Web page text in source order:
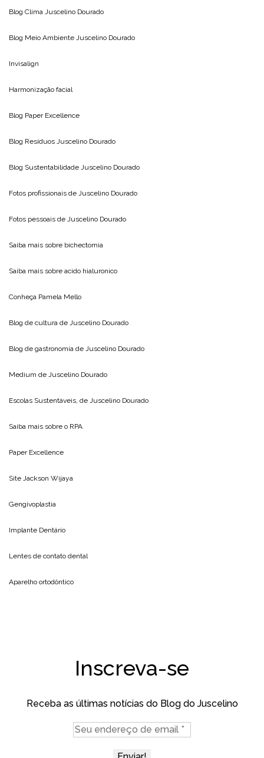
Blog Clima Juscelino Dourado
Blog Meio Ambiente Juscelino Dourado
Invisalign
Harmonização facial
Blog Paper Excellence
Blog Resíduos Juscelino Dourado
Blog Sustentabilidade Juscelino Dourado
Fotos profissionais de Juscelino Dourado
Fotos pessoais de Juscelino Dourado
Saiba mais sobre bichectomia
Saiba mais sobre acido hialuronico
Conheça Pamela Mello
Blog de cultura de Juscelino Dourado
Blog de gastronomia de Juscelino Dourado
Medium de Juscelino Dourado
Escolas Sustentáveis, de Juscelino Dourado
Saiba mais sobre o RPA
Paper Excellence
Site Jackson Wijaya
Gengivoplastia
Implante Dentário
Lentes de contato dental
Aparelho ortodôntico
Inscreva-se
Receba as últimas notícias do Blog do Juscelino